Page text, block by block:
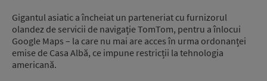
Gigantul asiatic a încheiat un parteneriat cu furnizorul
olandez de servicii de navigație TomTom, pentru a înlocui
Google Maps – la care nu mai are acces în urma ordonanței
emise de Casa Albă, ce impune restricții la tehnologia
americană.